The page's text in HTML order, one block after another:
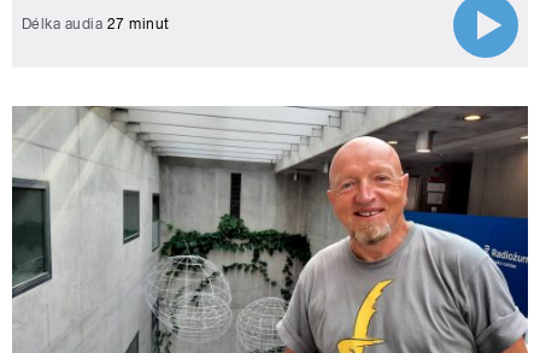
Délka audia 27 minut